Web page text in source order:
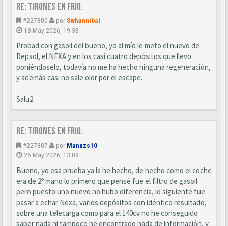
Re: Tirones en frio.
#227800 por Swhannibal
18 May 2026, 19:38
Probad con gasoil del bueno, yo al mío le meto el nuevo de
Repsol, el NEXA y en los casi cuatro depósitos que llevo
poniéndoselo, todavía no me ha hecho ninguna regeneración,
y además casi no sale olor por el escape.
Salu2
Re: Tirones en frio.
#227807 por Manuzs10
26 May 2026, 13:09
Bueno, yo esa prueba ya la he hecho, de hecho como el coche
era de 2º mano lo primero que pensé fue el filtro de gasoil
pero puesto uno nuevo no hubo diferencia, lo siguiente fue
pasar a echar Nexa, varios depósitos con idéntico resultado,
sobre una telecarga como para el 140cv no he conseguido
saber nada ni tampoco he encontrado nada de información, y